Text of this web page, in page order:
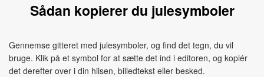
Sådan kopierer du julesymboler
Gennemse gitteret med julesymboler, og find det tegn, du vil
bruge. Klik på et symbol for at sætte det ind i editoren, og kopiér
det derefter over i din hilsen, billedtekst eller besked.